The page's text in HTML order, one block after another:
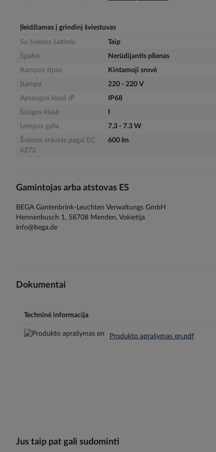
Įleidžiamas į grindinį šviestuvas
Su šviesos šaltiniu
Taip
Spalva
Nerūdijantis plienas
Įtampos tipas
Kintamoji srovė
Įtampa
220 - 220 V
Apsaugos klasė IP
IP68
Saugos klasė
Lempos galia
7.3 - 7.3 W
Šviesos srautas pagal EC
6272
600 lm
Gamintojas arba atstovas ES
BEGA Gantenbrink-Leuchten Verwaltungs GmbH
Hennenbusch 1, 58708 Menden, Vokietija
info@bega.de
Dokumentai
Techninė informacija
Produkto aprašymas en.pdf
Jus taip pat gali sudominti